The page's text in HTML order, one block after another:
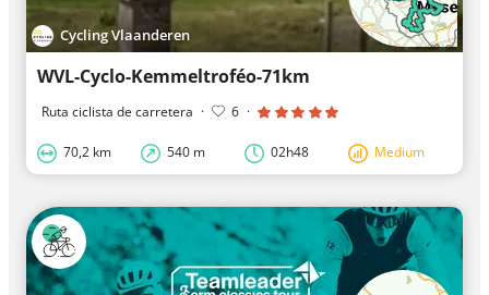
Cycling Vlaanderen
WVL-Cyclo-Kemmeltroféo-71km
Ruta ciclista de carretera · 6 ·
70,2 km 540 m 02h48 Medium